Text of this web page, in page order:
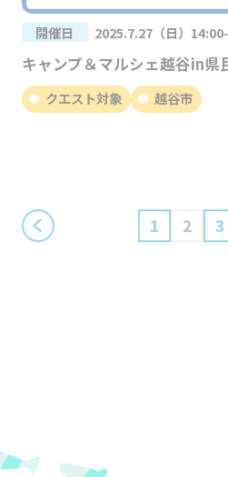
開催日 2025.7.27（日）
キャンプ＆マルシェ越谷in県
クエスト対象 越谷市
1 2 3